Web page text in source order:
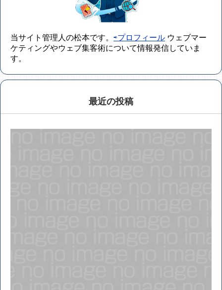
当サイト管理人の松本です。 ⇨プロフィール ウェブマー
ケティングやウェブ集客術について情報発信していま
す。
最近の投稿